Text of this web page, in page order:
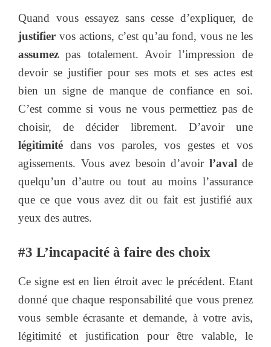
Quand vous essayez sans cesse d’expliquer, de
justifier vos actions, c’est qu’au fond, vous ne les
assumezpas totalement. Avoir l’impression de
devoir se justifier pour ses mots et ses actes est
bien un signe de manque de confiance en soi.
C’est comme si vous ne vous permettiez pas de
choisir, de décider librement. D’avoir une
légitimité dans vos paroles, vos gestes et vos
agissements. Vous avez besoin d’avoir l’aval de
quelqu’un d’autre ou tout au moins l’assurance
que ce que vous avez dit ou fait est justifié aux
yeux des autres.
#3 L’incapacité à faire des choix
Ce signe est en lien étroit avec le précédent. Etant
donné que chaque responsabilité que vous prenez
vous semble écrasante et demande, à votre avis,
légitimité et justification pour être valable, le